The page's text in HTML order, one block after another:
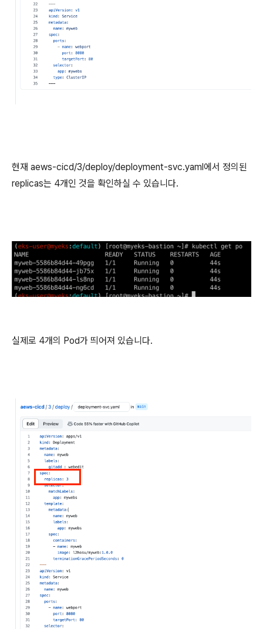
현재 aews-cicd/3/deploy/deployment-svc.yaml에서 정의된
replicas는 4개인 것을 확인하실 수 있습니다.
실제로 4개의 Pod가 띄어져 있습니다.